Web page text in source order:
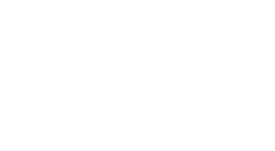
einsatzbereit ist und die Rezepte speziell auf eine
Kochen verbindet Menschen, und mit den richtigen
du bei jedem Treffen mit etwas völlig Neuem punkten